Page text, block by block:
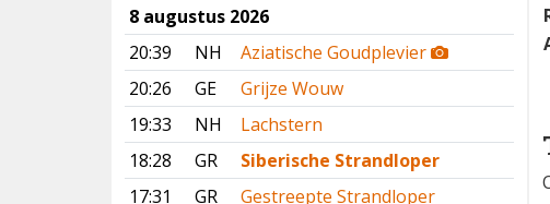
8 augustus 2026
20:39
NH
Aziatische Goudplevier
20:26
GE
Grijze Wouw
19:33
NH
Lachstern
18:28
GR
Siberische Strandloper
17:31
GR
Gestreepte Strandloper